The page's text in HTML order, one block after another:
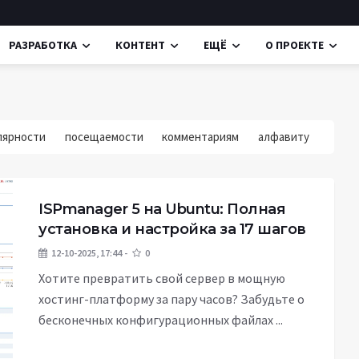
РАЗРАБОТКА КОНТЕНТ ЕЩЁ О ПРОЕКТЕ
посещаемости комментариям алфавиту
ISPmanager 5 на Ubuntu: Полная
установка и настройка за 17 шагов
12-10-2025, 17:44 0
Хотите превратить свой сервер в мощную
хостинг-платформу за пару часов? Забудьте о
бесконечных конфигурационных файлах ...